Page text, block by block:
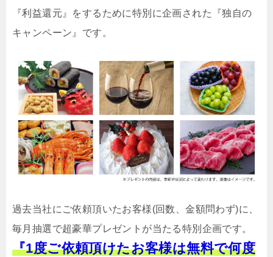
『利益還元』をするために特別に企画された『独自の
キャンペーン』です。
過去当社にご依頼頂いたお客様(回数、金額問わず)に、
毎月抽選で超豪華プレゼントが当たる特別企画です。
『1度ご依頼頂けたお客様は無料で何度